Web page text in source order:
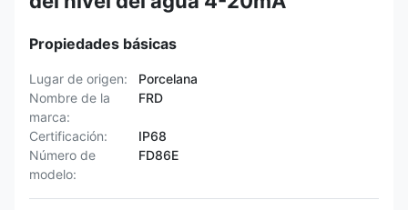
Propiedades básicas
Lugar de origen:
Porcelana
Nombre de la
marca:
FRD
Certificación:
IP68
Número de
modelo:
FD86E